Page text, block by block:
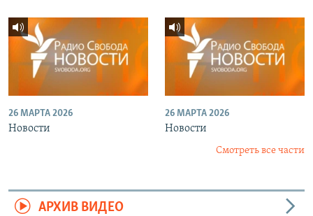
26 МАРТА 2026
Новости
26 МАРТА 2026
Новости
Смотреть все части
АРХИВ ВИДЕО